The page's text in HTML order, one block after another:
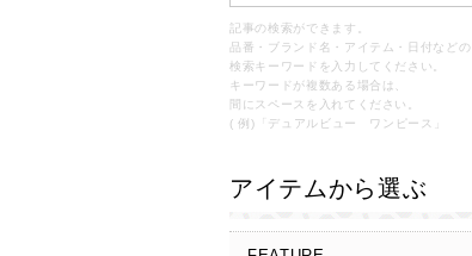
記事の検索ができます。
品番・ブランド名・アイテム・日付などの
検索キーワードを入力してください。
キーワードが複数ある場合は、
間にスペースを入れてください。
( 例)「デュアルビュー ワンピース」
アイテムから選ぶ